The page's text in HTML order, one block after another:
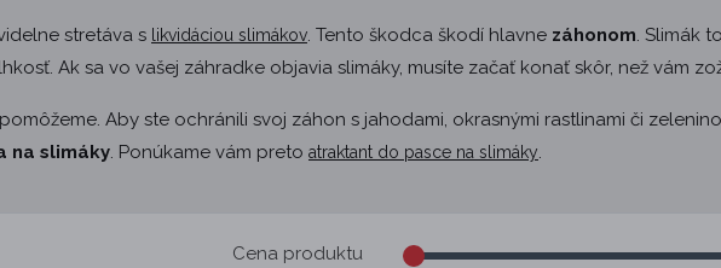
stretáva s likvidáciou slimákov. Tento škodca škodí hlavne záhonom. Slimák
Ak sa vo vašej záhradke objavia slimáky, musíte začať konať skôr, než vám
Aby ste ochránili svoj záhon s jahodami, okrasnými rastlinami či
na slimáky. Ponúkame vám preto atraktant do pasce na slimáky.
Cena produktu